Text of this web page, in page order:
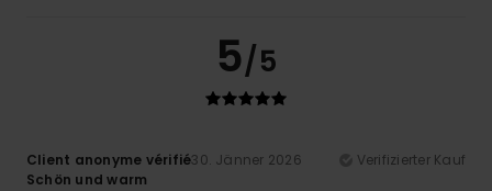
5/5
Client anonyme vérifié30. Jänner 2026
Verifizierter Kauf
Schön und warm